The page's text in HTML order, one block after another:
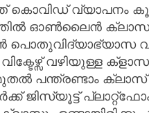
കൊവിഡ്‌ വ്യാപനം
ഓൺലൈൻ
പൊതുവിദ്യാഭ്യാസ
വിക്ടേ‍ഴ്സ് വ‍ഴിയുള്ള
പന്ത്രണ്ടാം ക്ലാസ്
ജിസ്യൂട്ട്